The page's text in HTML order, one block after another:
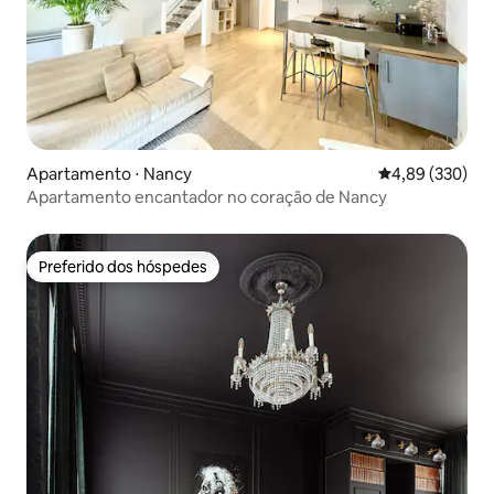
Apartamento ⋅ Nancy 4,89 de uma
4,89 (330)
Apartamento encantador no coração de Nancy
Preferido dos hóspedes
Preferido dos hóspedes